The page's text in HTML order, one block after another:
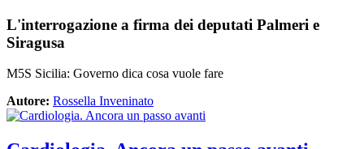
L'interrogazione a firma dei deputati Palmeri e
Siragusa
M5S Sicilia: Governo dica cosa vuole fare
Autore: Rossella Inveninato